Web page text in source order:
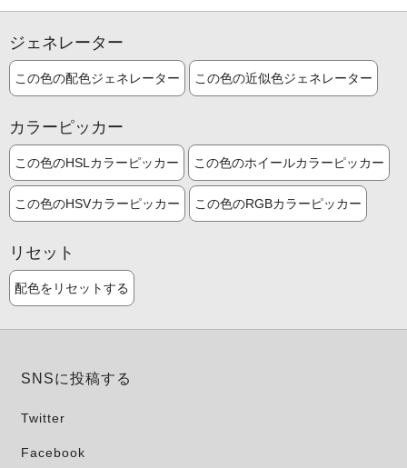
ジェネレーター
この色の配色ジェネレーター この色の近似色ジェネレーター
カラーピッカー
この色のHSLカラーピッカー この色のホイールカラーピッカー
この色のHSVカラーピッカー この色のRGBカラーピッカー
リセット
配色をリセットする
SNSに投稿する
Twitter
Facebook